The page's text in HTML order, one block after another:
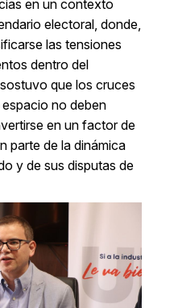
en un contexto
electoral, donde,
las tensiones
dentro del
que los cruces
no deben
en un factor de
parte de la dinámica
y de sus disputas de